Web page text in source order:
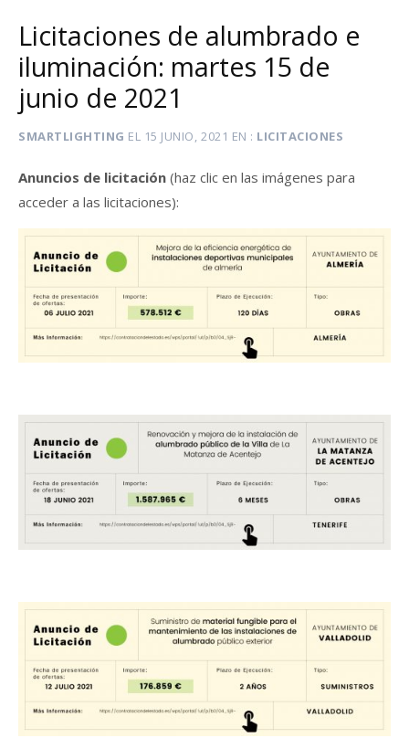
Licitaciones de alumbrado e
iluminación: martes 15 de
junio de 2021
SMARTLIGHTING EL 15 JUNIO, 2021 EN LICITACIONES
Anuncios de licitación (haz clic en las imágenes para
acceder a las licitaciones):